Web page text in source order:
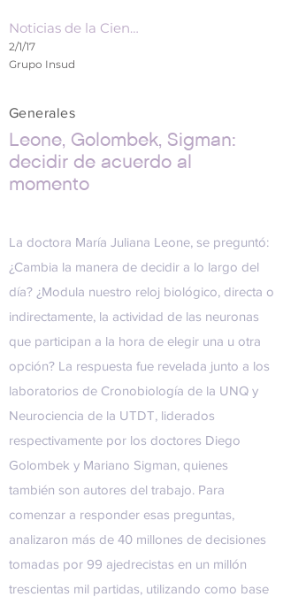
Noticias de la Ciencia
2/1/17
Grupo Insud
Generales
Leone, Golombek, Sigman:
decidir de acuerdo al
momento
La doctora María Juliana Leone, se preguntó:
¿Cambia la manera de decidir a lo largo del
día? ¿Modula nuestro reloj biológico, directa o
indirectamente, la actividad de las neuronas
que participan a la hora de elegir una u otra
opción? La respuesta fue revelada junto a los
laboratorios de Cronobiología de la UNQ y
Neurociencia de la UTDT, liderados
respectivamente por los doctores Diego
Golombek y Mariano Sigman, quienes
también son autores del trabajo. Para
comenzar a responder esas preguntas,
analizaron más de 40 millones de decisiones
tomadas por 99 ajedrecistas en un millón
trescientas mil partidas, utilizando como base